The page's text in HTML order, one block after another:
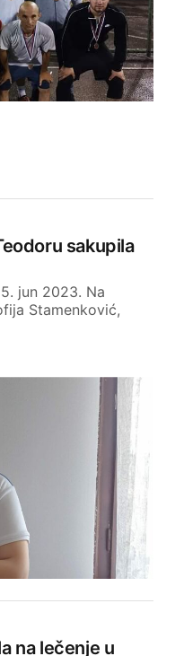
sakupila
jun 2023. Na
Stamenković,
na lečenje u